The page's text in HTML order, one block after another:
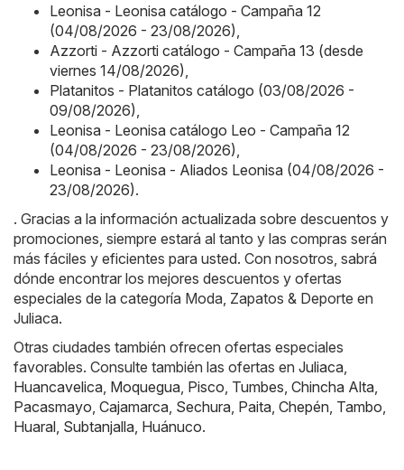
Leonisa - Leonisa catálogo - Campaña 12
(04/08/2026 - 23/08/2026)
Azzorti - Azzorti catálogo - Campaña 13 (desde
viernes 14/08/2026)
Platanitos - Platanitos catálogo (03/08/2026 -
09/08/2026)
Leonisa - Leonisa catálogo Leo - Campaña 12
(04/08/2026 - 23/08/2026)
Leonisa - Leonisa - Aliados Leonisa (04/08/2026 -
23/08/2026).
. Gracias a la información actualizada sobre descuentos y
promociones, siempre estará al tanto y las compras serán
más fáciles y eficientes para usted. Con nosotros, sabrá
dónde encontrar los mejores descuentos y ofertas
especiales de la categoría Moda, Zapatos & Deporte en
Juliaca.
Otras ciudades también ofrecen ofertas especiales
favorables. Consulte también las ofertas en Juliaca
Huancavelica Moquegua Pisco Tumbes Chincha Alta
Pacasmayo Cajamarca Sechura Paita Chepén Tambo
Huaral Subtanjalla Huánuco.